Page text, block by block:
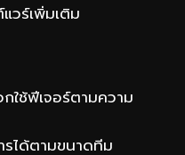
วร์เพิ่มเติม
ใช้ฟีเจอร์ตามความ
รได้ตามขนาดทีม